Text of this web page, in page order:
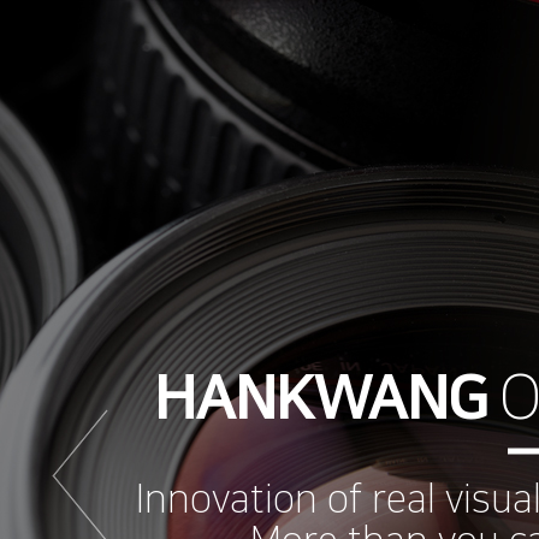
HANKWANG
Innovation of real
More than you